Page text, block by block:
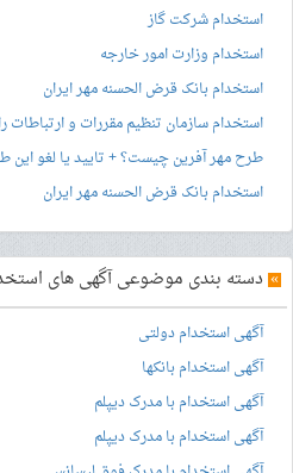
استخدام شرکت گاز
استخدام وزارت امور خارجه
استخدام بانک قرض الحسنه مهر ایران
استخدام سازمان تنظیم مقررات و ارتباطات
طرح مهر آفرین چیست؟ + تایید یا لغو این
استخدام بانک قرض الحسنه مهر ایران
» دسته بندی موضوعی آگهی های
آگهی استخدام دولتی
آگهی استخدام بانکها
آگهی استخدام با مدرک دیپلم
آگهی استخدام با مدرک دیپلم